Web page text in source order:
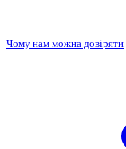
Чому нам можна довіряти